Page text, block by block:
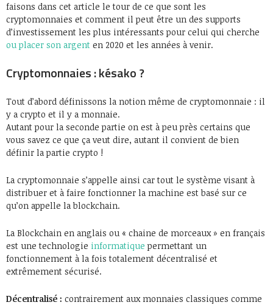
faisons dans cet article le tour de ce que sont les
cryptomonnaies et comment il peut être un des supports
d’investissement les plus intéressants pour celui qui cherche
ou placer son argent en 2020 et les années à venir.
Cryptomonnaies : késako ?
Tout d’abord définissons la notion même de cryptomonnaie : il
y a crypto et il y a monnaie.
Autant pour la seconde partie on est à peu près certains que
vous savez ce que ça veut dire, autant il convient de bien
définir la partie crypto !
La cryptomonnaie s’appelle ainsi car tout le système visant à
distribuer et à faire fonctionner la machine est basé sur ce
qu’on appelle la blockchain.
La Blockchain en anglais ou « chaine de morceaux » en français
est une technologie informatique permettant un
fonctionnement à la fois totalement décentralisé et
extrêmement sécurisé.
Décentralisé : contrairement aux monnaies classiques comme